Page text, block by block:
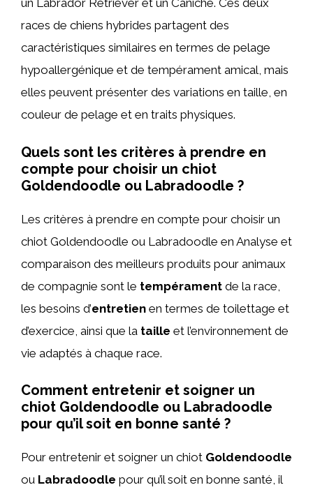
un Labrador Retriever et un Caniche. Ces deux
races de chiens hybrides partagent des
caractéristiques similaires en termes de pelage
hypoallergénique et de tempérament amical, mais
elles peuvent présenter des variations en taille, en
couleur de pelage et en traits physiques.
Quels sont les critères à prendre en
compte pour choisir un chiot
Goldendoodle ou Labradoodle ?
Les critères à prendre en compte pour choisir un
chiot Goldendoodle ou Labradoodle en Analyse et
comparaison des meilleurs produits pour animaux
de compagnie sont le tempérament de la race,
les besoins d’entretien en termes de toilettage et
d’exercice, ainsi que la taille et l’environnement de
vie adaptés à chaque race.
Comment entretenir et soigner un
chiot Goldendoodle ou Labradoodle
pour qu’il soit en bonne santé ?
Pour entretenir et soigner un chiot Goldendoodle
ou Labradoodle pour qu’il soit en bonne santé, il